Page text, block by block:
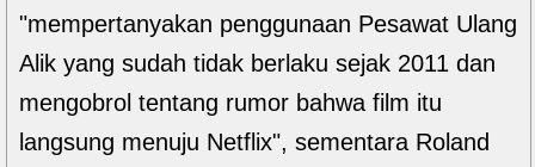
"mempertanyakan penggunaan Pesawat Ulang
Alik yang sudah tidak berlaku sejak 2011 dan
mengobrol tentang rumor bahwa film itu
langsung menuju Netflix", sementara Roland